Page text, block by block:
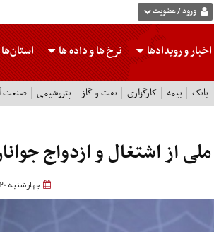
ورود / عضویت
اخبار و رویدادها نرخ هاو داده ها استان‌ها
بانک بیمه کارگزاری نفت و گاز پتروشیمی صنعت
از اشتغال و ازدواج
چهارشنبه 20 اسفند 1399